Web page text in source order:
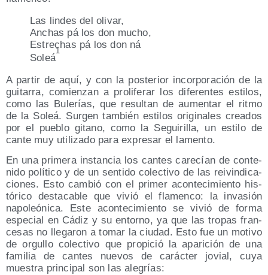
Las lin­des del olivar,
Anchas pá los don mucho,
Estre­chas pá los don ná
Soleá
1
A par­tir de aquí, y con la pos­te­rior incor­po­ra­ción de la
gui­ta­rra, comien­zan a pro­li­fe­rar los dife­ren­tes esti­los,
como las Bule­rías, que resul­tan de aumen­tar el rit­mo
de la Soleá. Sur­gen tam­bién esti­los ori­gi­na­les crea­dos
por el pue­blo gitano, como la Segui­ri­lla, un esti­lo de
can­te muy uti­li­za­do para expre­sar el lamento.
En una pri­me­ra ins­tan­cia los can­tes care­cían de con­te­
ni­do polí­ti­co y de un sen­ti­do colec­ti­vo de las rei­vin­di­ca­
cio­nes. Esto cam­bió con el pri­mer acon­te­ci­mien­to his­
tó­ri­co des­ta­ca­ble que vivió el fla­men­co: la inva­sión
napo­leó­ni­ca. Este acon­te­ci­mien­to se vivió de for­ma
espe­cial en Cádiz y su entorno, ya que las tro­pas fran­
ce­sas no lle­ga­ron a tomar la ciu­dad. Esto fue un moti­vo
de orgu­llo colec­ti­vo que pro­pi­ció la apa­ri­ción de una
fami­lia de can­tes nue­vos de carác­ter jovial, cuya
mues­tra prin­ci­pal son las alegrías: